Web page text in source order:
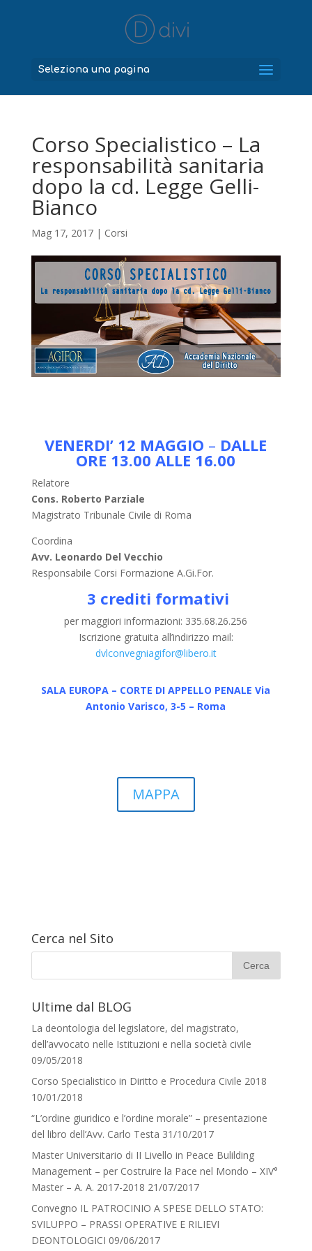
Seleziona una pagina
Corso Specialistico – La
responsabilità sanitaria
dopo la cd. Legge Gelli-
Bianco
Mag 17, 2017| Corsi
VENERDI’ 12 MAGGIO – DALLE
ORE 13.00 ALLE 16.00
Relatore
Cons. Roberto Parziale
Magistrato Tribunale Civile di Roma
Coordina
Avv. Leonardo Del Vecchio
Responsabile Corsi Formazione A.Gi.For.
3 crediti formativi
per maggiori informazioni: 335.68.26.256
Iscrizione gratuita all’indirizzo mail:
dvlconvegniagifor@libero.it
SALA EUROPA – CORTE DI APPELLO PENALE Via
Antonio Varisco, 3-5 – Roma
MAPPA
Cerca nel Sito
Ultime dal BLOG
La deontologia del legislatore, del magistrato,
dell’avvocato nelle Istituzioni e nella società civile
09/05/2018
Corso Specialistico in Diritto e Procedura Civile 2018
10/01/2018
“L’ordine giuridico e l’ordine morale” – presentazione
del libro dell’Avv. Carlo Testa 31/10/2017
Master Universitario di II Livello in Peace Bulilding
Management – per Costruire la Pace nel Mondo – XIV°
Master – A. A. 2017-2018 21/07/2017
Convegno IL PATROCINIO A SPESE DELLO STATO:
SVILUPPO – PRASSI OPERATIVE E RILIEVI
DEONTOLOGICI 09/06/2017